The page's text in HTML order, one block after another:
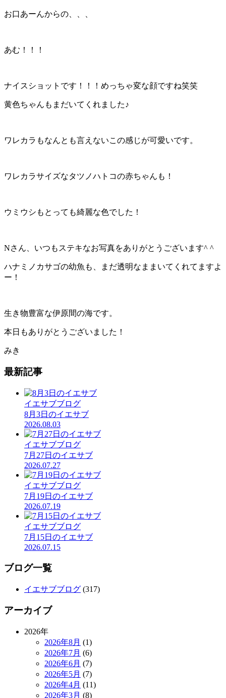
お口あーんからの、、、
あむ！！！
ナイスショットです！！！めっちゃ変な顔ですね笑笑
黄色ちゃんもまだいてくれました♪
ワレカラもなんとも言えないこの感じが可愛いです。
ワレカラサイズなタツノハトコの赤ちゃんも！
ウミウシもとっても綺麗な色でした！
Nさん、いつもステキなお写真をありがとうございます^ ^
ハナミノカサゴの幼魚も、まだ透明なままいてくれてますよ
ー！
生き物豊富な伊原間の海です。
本日もありがとうございました！
みき
最新記事
イエサブブログ
8月3日のイエサブ
2026.08.03
イエサブブログ
7月27日のイエサブ
2026.07.27
イエサブブログ
7月19日のイエサブ
2026.07.19
イエサブブログ
7月15日のイエサブ
2026.07.15
ブログ一覧
イエサブブログ (317)
アーカイブ
2026年
2026年8月 (1)
2026年7月 (6)
2026年6月 (7)
2026年5月 (7)
2026年4月 (11)
2026年3月 (8)